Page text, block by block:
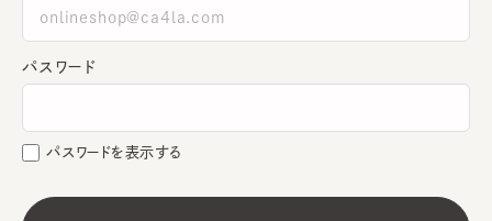
パスワード
パスワードを表示する